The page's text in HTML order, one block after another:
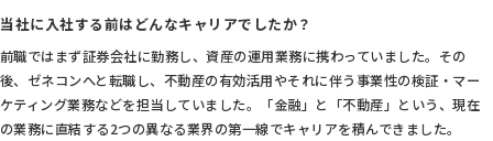
当社に入社する前はどんなキャリアでしたか？
前職ではまず証券会社に勤務し、資産の運用業務に携わっていました。その
後、ゼネコンへと転職し、不動産の有効活用やそれに伴う事業性の検証・マー
ケティング業務などを担当していました。「金融」と「不動産」という、現在
の業務に直結する2つの異なる業界の第一線でキャリアを積んできました。